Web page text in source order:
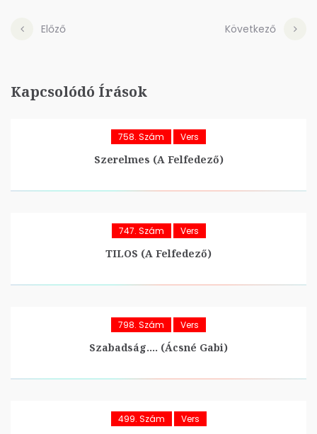
Előző Következő
Kapcsolódó Írások
758. Szám Vers
Szerelmes (A Felfedező)
747. Szám Vers
TILOS (A Felfedező)
798. Szám Vers
Szabadság…. (Ácsné Gabi)
499. Szám Vers